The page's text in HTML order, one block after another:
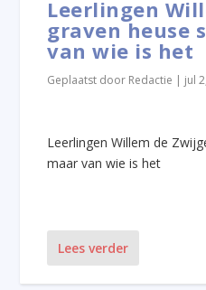
Leerlingen
graven heuse
van wie is het
Geplaatst door Redactie | jul
Leerlingen Willem de
maar van wie is het
Lees verder